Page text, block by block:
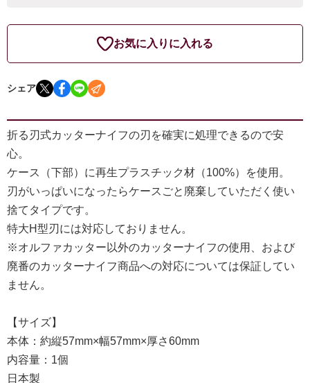
お気に入りに入れる
シェア
折る刃式カッターナイフの刃を確実に処理できるので安
心。
ケース（下部）に再生プラスチック材（100%）を使用。
刃がいっぱいになったらケースごと廃棄していただく使い
捨てタイプです。
特大H型刃には対応しておりません。
※オルファカッター以外のカッターナイフの使用、および
廃番のカッターナイフ商品への対応については保証してい
ません。
【サイズ】
本体：約縦57mm×幅57mm×厚さ60mm
内容量：1個
日本製